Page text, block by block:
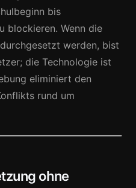
bis
blockieren. Wenn die
werden, bist
die Technologie ist
eliminiert den
rund um
ohne